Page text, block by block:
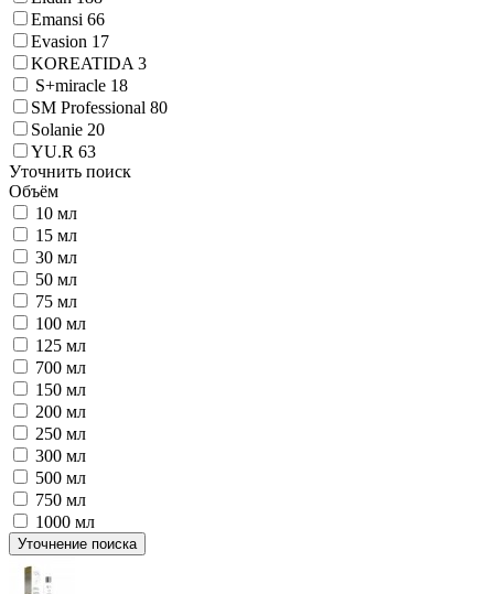
Emansi 66
Evasion 17
KOREATIDA 3
S+miracle 18
SM Professional 80
Solanie 20
YU.R 63
Уточнить поиск
Объём
10 мл
15 мл
30 мл
50 мл
75 мл
100 мл
125 мл
700 мл
150 мл
200 мл
250 мл
300 мл
500 мл
750 мл
1000 мл
Уточнение поиска